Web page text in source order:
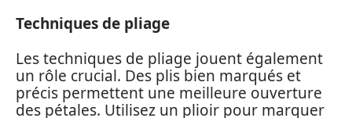
Techniques de pliage
Les techniques de pliage jouent également
un rôle crucial. Des plis bien marqués et
précis permettent une meilleure ouverture
des pétales. Utilisez un plioir pour marquer